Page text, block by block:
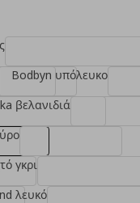
Bodbyn υπόλευκο
βελανιδιά
γκρι
λευκό